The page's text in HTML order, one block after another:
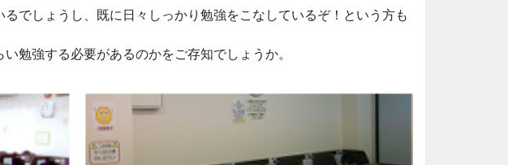
でしょうし、既に日々しっかり勉強をこなしているぞ！という方も
勉強する必要があるのかをご存知でしょうか。